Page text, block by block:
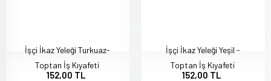
İşçi İkaz Yeleği Turkuaz-
Toptan İş Kıyafeti
152,00 TL
İşçi İkaz Yeleği Yeşil -
Toptan İş Kıyafeti
152,00 TL